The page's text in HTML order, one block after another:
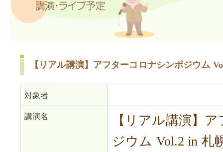
【リアル講演】アフターコロナシンポジウム
対象者
講演名
【リアル講演】
ジウム Vol.2 in 札